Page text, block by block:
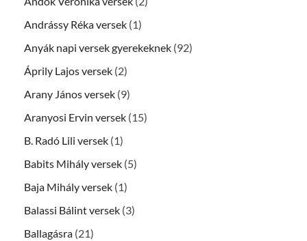
Andrássy Réka versek (1)
Anyák napi versek gyerekeknek (92)
Áprily Lajos versek (2)
Arany János versek (9)
Aranyosi Ervin versek (15)
B. Radó Lili versek (1)
Babits Mihály versek (5)
Baja Mihály versek (1)
Balassi Bálint versek (3)
Ballagásra (21)